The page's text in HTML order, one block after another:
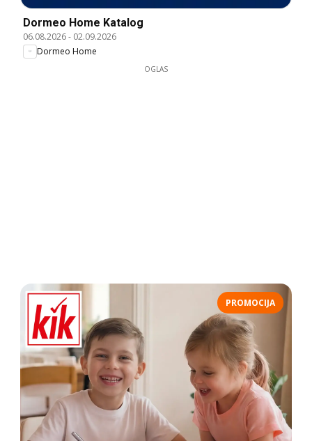
Dormeo Home Katalog
06.08.2026- 02.09.2026
Dormeo Home
OGLAS
PROMOCIJA